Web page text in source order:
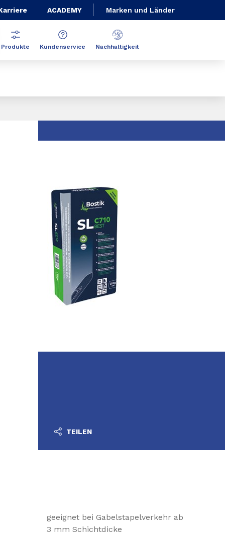
ACADEMY Marken und Länder
Produkte Kundenservice Nachhaltigkeit
TEILEN
geeignet bei Gabelstapelverkehr ab
3 mm Schichtdicke